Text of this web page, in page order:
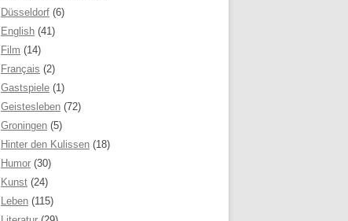
Düsseldorf (6)
English (41)
Film (14)
Français (2)
Gastspiele (1)
Geistesleben (72)
Groningen (5)
Hinter den Kulissen (18)
Humor (30)
Kunst (24)
Leben (115)